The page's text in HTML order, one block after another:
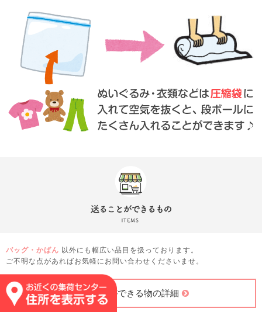
バッグ・かばん 以外にも幅広い品目を扱っております。
ご不明な点があればお気軽にお問い合わせくださいませ。
送ることができる物の詳細